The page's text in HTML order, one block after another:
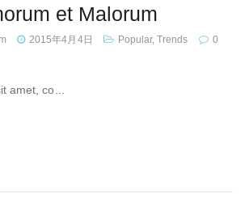
et Malorum
2015年4月4日 Popular,Trends
0
amet, co...